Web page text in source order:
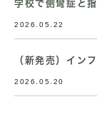
学校で側彎症と
2026.05.22
（新発売）イン
2026.05.20